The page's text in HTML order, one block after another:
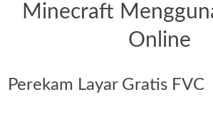
Minecraft
Online
Perekam Layar Gratis FVC